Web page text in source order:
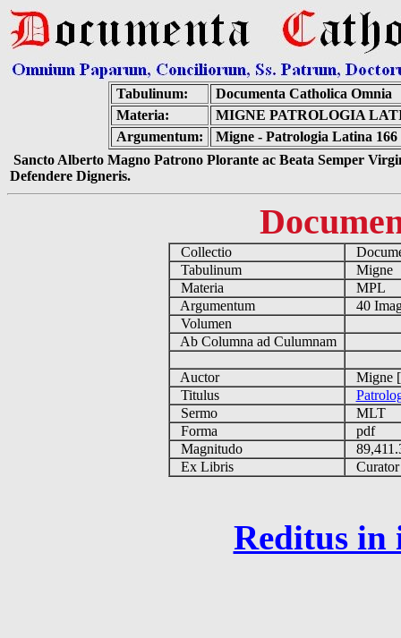
Tabulinum:
Documenta Catholica Omnia
Materia:
MIGNE PATROLOGIA
Argumentum:
Migne - Patrologia Latina
Sancto Alberto Magno Patrono Plorante ac Beata Semper
Defendere Digneris.
Collectio
Tabulinum
Migne
Materia
MPL
Argumentum
40
Volumen
Ab Columna ad Culumnam
Auctor
Migne
Titulus
Sermo
MLT
Forma
pdf
Magnitudo
Ex Libris
Curator
Reditus in